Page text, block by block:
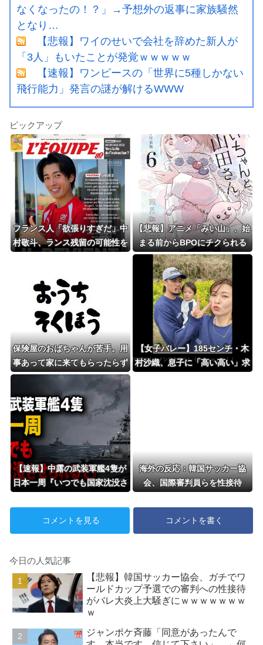
なくなったの！？」→予想外の返事に家族騒然
となり…
【悲報】ワイのせいで会社を辞めた新人が
「3人」もいたことが発覚ｗｗｗｗｗ
【速報】ワンピースの「世界に5種しかない
飛行能力」発言の謎が解けるWWW
ピックアップ
フランス人「欲張りすぎだ」中
村敬斗、ランス残留の可能性を
【海外の反応】
【悲報】アニメ「みい山」、始
まる前からBPOにチクられる
ｗｗｗｗ
保険屋のおばちゃんが苦手。用
事あって家に来てもらったらず
っと自分の話ばかり3,4時間も
聞かされた
【女子バレー】185センチ・木
村沙織、息子に「高い高い」求
【速報】中露の武装軍艦4隻が
日本一周『いつでも国家沈没さ
海外の反応：韓国サッカー協
会、国際審判員らを性接待
コメントを見る コメントを書く
今日の人気記事
【悲報】韓国サッカー協会、ガチでワ
ールドカップ予選での審判への性接待
がバレ大炎上大騒ぎにｗｗｗｗｗｗｗ
ｗ
ジャンポケ斉藤「同意があったんで